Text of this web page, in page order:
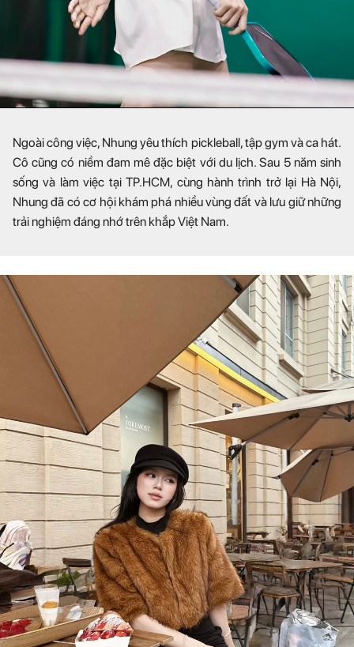
Ngoài công việc, Nhung yêu thích pickleball, tập gym và ca hát.
Cô cũng có niềm đam mê đặc biệt với du lịch. Sau 5 năm sinh
sống và làm việc tại TP.HCM, cùng hành trình trở lại Hà Nội,
Nhung đã có cơ hội khám phá nhiều vùng đất và lưu giữ những
trải nghiệm đáng nhớ trên khắp Việt Nam.